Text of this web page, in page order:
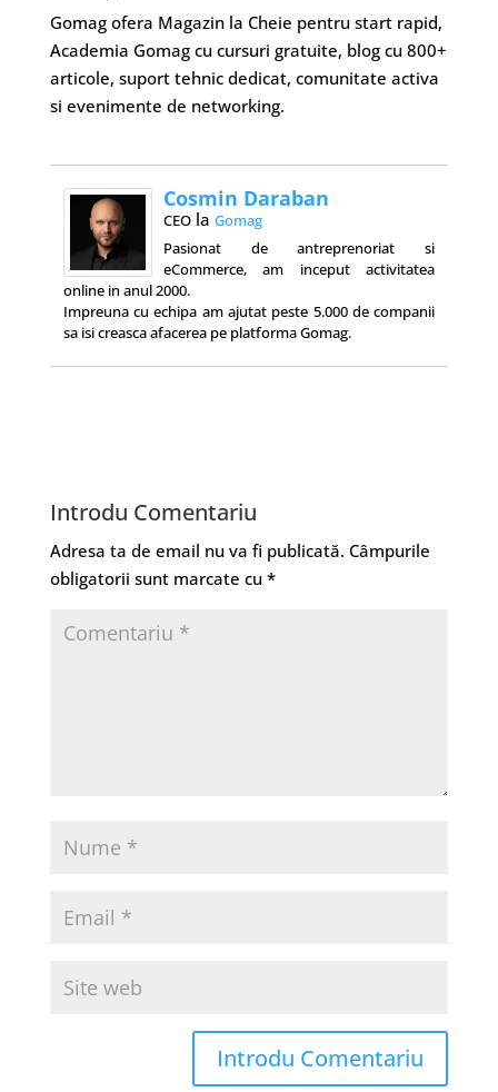
Gomag ofera Magazin la Cheie pentru start rapid,
Academia Gomag cu cursuri gratuite, blog cu 800+
articole, suport tehnic dedicat, comunitate activa
si evenimente de networking.
Cosmin Daraban
CEOla Gomag
Pasionat de antreprenoriat si
eCommerce, am inceput activitatea
online in anul 2000.
Impreuna cu echipa am ajutat peste 5.000 de companii
sa isi creasca afacerea pe platforma Gomag.
Introdu Comentariu
Adresa ta de email nu va fi publicată. Câmpurile
obligatorii sunt marcate cu *